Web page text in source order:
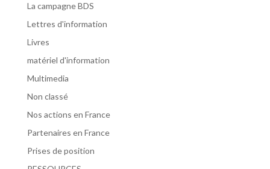
La campagne BDS
Lettres d'information
Livres
matériel d'information
Multimedia
Non classé
Nos actions en France
Partenaires en France
Prises de position